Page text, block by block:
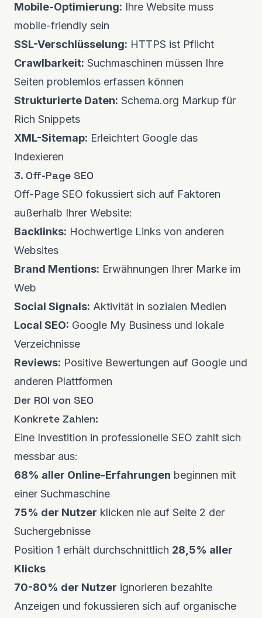
Mobile-Optimierung: Ihre Website muss
mobile-friendly sein
SSL-Verschlüsselung: HTTPS ist Pflicht
Crawlbarkeit: Suchmaschinen müssen Ihre
Seiten problemlos erfassen können
Strukturierte Daten: Schema.org Markup für
Rich Snippets
XML-Sitemap: Erleichtert Google das
Indexieren
3. Off-Page SEO
Off-Page SEO fokussiert sich auf Faktoren
außerhalb Ihrer Website:
Backlinks: Hochwertige Links von anderen
Websites
Brand Mentions: Erwähnungen Ihrer Marke im
Web
Social Signals: Aktivität in sozialen Medien
Local SEO: Google My Business und lokale
Verzeichnisse
Reviews: Positive Bewertungen auf Google und
anderen Plattformen
Der ROI von SEO
Konkrete Zahlen:
Eine Investition in professionelle SEO zahlt sich
messbar aus:
68% aller Online-Erfahrungen beginnen mit
einer Suchmaschine
75% der Nutzer klicken nie auf Seite 2 der
Suchergebnisse
Position 1 erhält durchschnittlich 28,5% aller
Klicks
70-80% der Nutzer ignorieren bezahlte
Anzeigen und fokussieren sich auf organische